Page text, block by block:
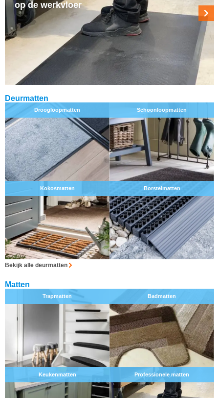
op de werkvloer
Deurmatten
Droogloopmatten Schoonloopmatten
Kokosmatten Borstelmatten
Bekijk alle deurmatten
Matten
Trapmatten Badmatten
Keukenmatten Professionele matten